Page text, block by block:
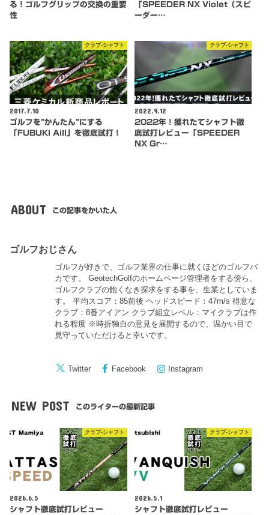
る！ゴルフグリップの交換の重要
性
「SPEEDER NX Violet（スピ
ーダー…
クラブ-シャフト
2017.7.10
ゴルフを”かんたん”にする
「FUBUKI AiII」を徹底試打！
クラブ-シャフト
2022.9.12
2022年！獲れたてシャフト徹
底試打レビュー「SPEEDER
NX Gr…
ABOUT この記事をかいた人
ゴルフおじさん
ゴルフが好きで、ゴルフ業界の仕事に就くほどのゴルフバ
カです。 GeotechGolfのホームページ管理者をする傍ら、
ゴルフクラブの飽くなき探求をする事を、生業としていま
す。 平均スコア：85前後 ヘッドスピード：47m/s 得意な
クラブ：8番アイアン クラブ組立レベル：マイクラブは作
れる程度 ※時折独自の意見を展開するので、温かい目で
見守っていただけると幸いです。
Twitter Facebook Instagram
NEW POST このライターの最新記事
クラブ-シャフト
2026.6.5
シャフト徹底試打レビュー
クラブ-シャフト
2026.5.1
シャフト徹底試打レビュー